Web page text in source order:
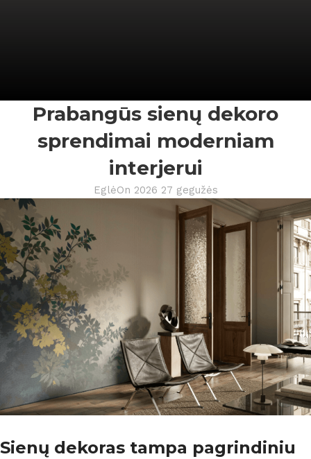
Prabangūs sienų dekoro
sprendimai moderniam
interjerui
EglėOn 2026 27 gegužės
Sienų dekoras tampa pagrindiniu